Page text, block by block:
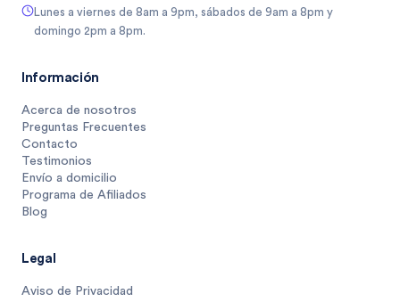
Lunes a viernes de 8am a 9pm, sábados de 9am a 8pm y
domingo 2pm a 8pm.
Información
Acerca de nosotros
Preguntas Frecuentes
Contacto
Testimonios
Envío a domicilio
Programa de Afiliados
Blog
Legal
Aviso de Privacidad